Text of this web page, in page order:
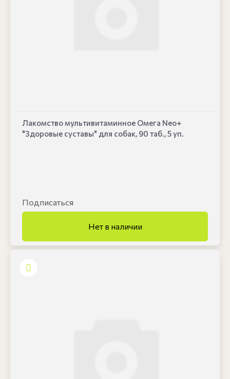
Лакомство мультивитаминное Омега Neo+
"Здоровые суставы" для собак, 90 таб., 5 уп.
Подписаться